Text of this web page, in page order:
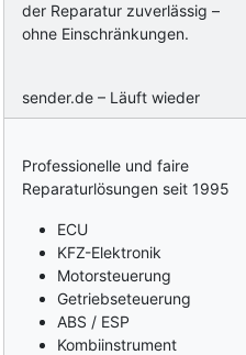
der Reparatur zuverlässig –
ohne Einschränkungen.
sender.de – Läuft wieder
Professionelle und faire
Reparaturlösungen seit 1995
ECU
KFZ-Elektronik
Motorsteuerung
Getriebseteuerung
ABS / ESP
Kombiinstrument